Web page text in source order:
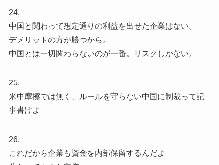
24.
中国と関わって想定通りの利益を出せた企業はない。
デメリットの方が勝つから。
中国とは一切関わらないのが一番。リスクしかない。
25.
米中摩擦では無く、ルールを守らない中国に制裁って記
事書けよ
26.
これだから企業も資金を内部保留するんだよ